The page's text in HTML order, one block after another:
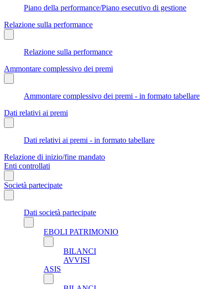
Piano della performance/Piano esecutivo di gestione
Relazione sulla performance
Relazione sulla performance
Ammontare complessivo dei premi
Ammontare complessivo dei premi - in formato tabellare
Dati relativi ai premi
Dati relativi ai premi - in formato tabellare
Relazione di inizio/fine mandato
Enti controllati
Società partecipate
Dati società partecipate
EBOLI PATRIMONIO
BILANCI
AVVISI
ASIS